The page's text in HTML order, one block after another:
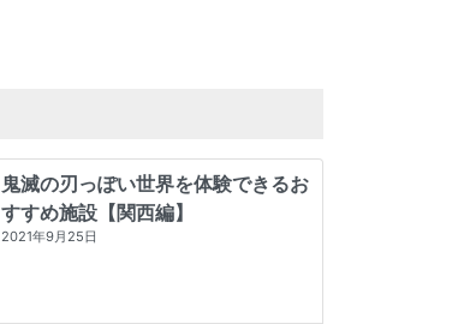
鬼滅の刃っぽい世界を体験できるお
すすめ施設【関西編】
2021年9月25日